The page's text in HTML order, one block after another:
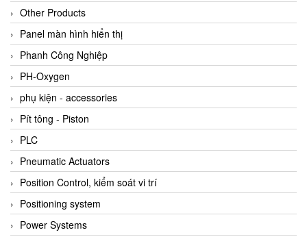
Other Products
Panel màn hình hiển thị
Phanh Công Nghiệp
PH-Oxygen
phụ kiện - accessories
Pít tông - Piston
PLC
Pneumatic Actuators
Position Control, kiểm soát vi trí
Positioning system
Power Systems